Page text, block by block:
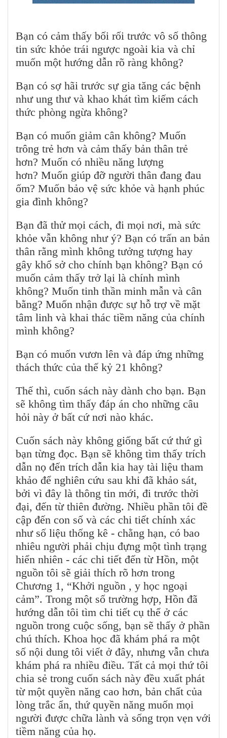
Bạn có cảm thấy bối rối trước vô số thông
tin sức khỏe trái ngược ngoài kia và chỉ
muốn một hướng dẫn rõ ràng không?
Bạn có sợ hãi trước sự gia tăng các bệnh
như ung thư và khao khát tìm kiếm cách
thức phòng ngừa không?
Bạn có muốn giảm cân không? Muốn
trông trẻ hơn và cảm thấy bản thân trẻ
hơn? Muốn có nhiều năng lượng
hơn? Muốn giúp đỡ người thân đang đau
ốm? Muốn bảo vệ sức khỏe và hạnh phúc
gia đình không?
Bạn đã thử mọi cách, đi mọi nơi, mà sức
khỏe vẫn không như ý? Bạn có trấn an bản
thân rằng mình không tưởng tượng hay
gây khổ sở cho chính bạn không? Bạn có
muốn cảm thấy trở lại là chính mình
không? Muốn tinh thần minh mẫn và cân
bằng? Muốn nhận được sự hỗ trợ về mặt
tâm linh và khai thác tiềm năng của chính
mình không?
Bạn có muốn vươn lên và đáp ứng những
thách thức của thế kỷ 21 không?
Thế thì, cuốn sách này dành cho bạn. Bạn
sẽ không tìm thấy đáp án cho những câu
hỏi này ở bất cứ nơi nào khác.
Cuốn sách này không giống bất cứ thứ gì
bạn từng đọc. Bạn sẽ không tìm thấy trích
dẫn nọ đến trích dẫn kia hay tài liệu tham
khảo để nghiên cứu sau khi đã khảo sát,
bởi vì đây là thông tin mới, đi trước thời
đại, đến từ thiên đường. Nhiều phần tôi đề
cập đến con số và các chi tiết chính xác
như số liệu thống kê - chằng hạn, có bao
nhiêu người phải chịu đựng một tình trạng
hiển nhiên - các chi tiết đến từ Hồn, một
nguồn tôi sẽ giải thích rõ hơn trong
Chương 1, “Khởi nguồn , y học ngoại
cảm”. Trong một số trường hợp, Hồn đã
hướng dẫn tôi tìm chi tiết cụ thể ở các
nguồn trong cuộc sống, bạn sẽ thấy ở phần
chú thích. Khoa học đã khám phá ra một
số nội dung tôi viết ở đây, nhưng vẫn chưa
khám phá ra nhiều điều. Tất cả mọi thứ tôi
chia sẻ trong cuốn sách này đều xuất phát
từ một quyền năng cao hơn, bản chất của
lòng trắc ẩn, thứ quyền năng muốn mọi
người được chữa lành và sống trọn vẹn với
tiềm năng của họ.